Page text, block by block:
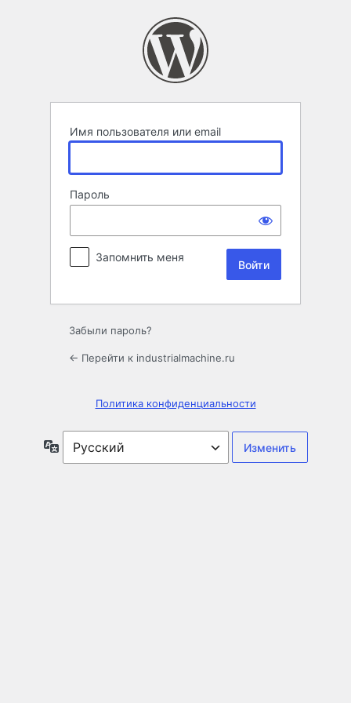
Имя пользователя или email
Пароль
Запомнить меня
Забыли пароль?
← Перейти к industrialmachine.ru
Политика конфиденциальности
Язык